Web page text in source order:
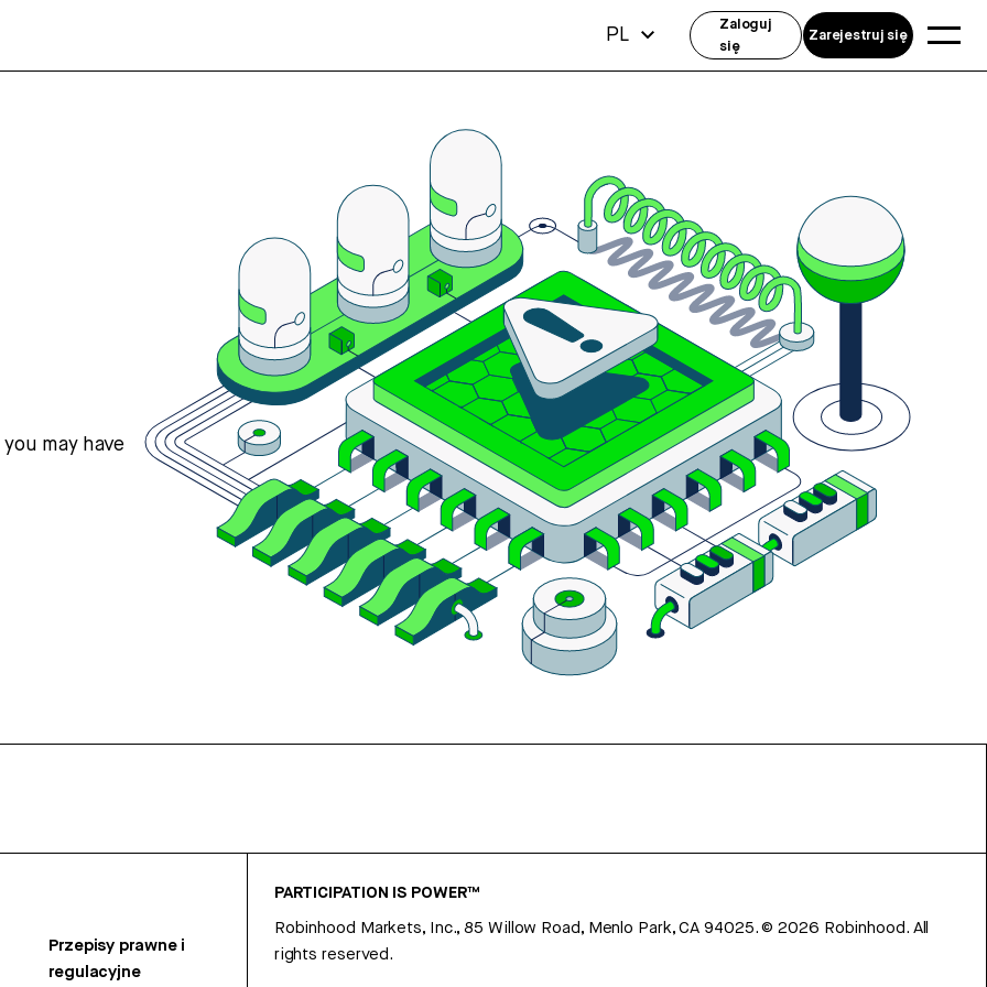
may have
Przepisy prawne i
regulacyjne
PARTICIPATION IS POWER™
Robinhood Markets, Inc., 85 Willow Road, Menlo Park, CA 94025.©2026 Robinhood. All
rights reserved.
PL
Zaloguj
się
Zarejestruj się